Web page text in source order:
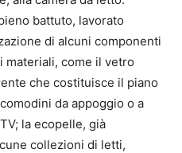
battuto, lavorato
di alcuni componenti
materiali, come il vetro
che costituisce il piano
da appoggio o a
la ecopelle, già
collezioni di letti,